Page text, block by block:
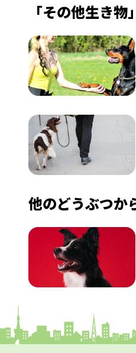
「その他生き
他のどうぶつか